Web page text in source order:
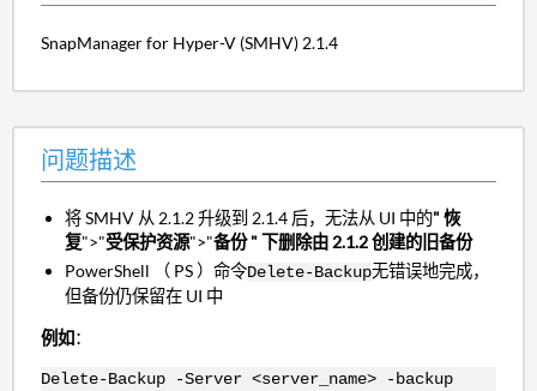
SnapManager for Hyper-V (SMHV) 2.1.4
问题描述
将 SMHV 从 2.1.2 升级到 2.1.4 后，无法从 UI 中的" 恢
复">"受保护资源">"备份 " 下删除由 2.1.2 创建的旧备份
PowerShell （ PS ）命令Delete-Backup无错误地完成，
但备份仍保留在 UI 中
例如：
Delete-Backup -Server <server_name> -backup